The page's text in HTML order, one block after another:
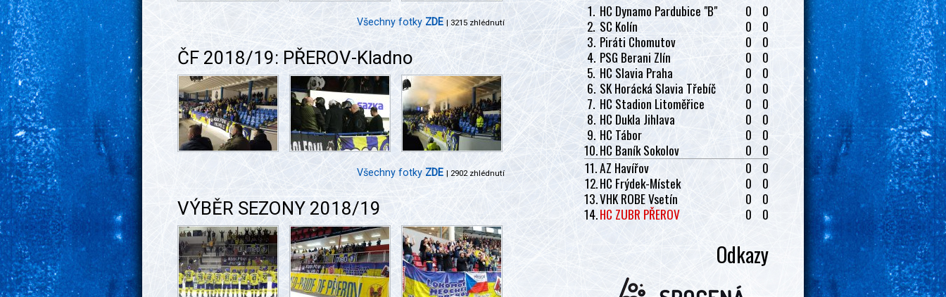
| 3215 zhlédnutí
Všechny fotky ZDE
ČF 2018/19: PŘEROV-Kladno
| 2902 zhlédnutí
Všechny fotky ZDE
VÝBĚR SEZONY 2018/19
1. HC Dynamo Pardubice "B" 0
0
2. SC Kolín 0
0
3. Piráti Chomutov 0
0
4. PSG Berani Zlín 0
0
5. HC Slavia Praha 0
0
6. SK Horácká Slavia Třebíč 0
0
7. HC Stadion Litoměřice 0
0
8. HC Dukla Jihlava 0
0
9. HC Tábor 0
0
10.HC Baník Sokolov 0
0
11.AZ Havířov 0
0
12.HC Frýdek-Místek 0
0
13.VHK ROBE Vsetín 0
0
14.HC ZUBR PŘEROV 0 0
Odkazy